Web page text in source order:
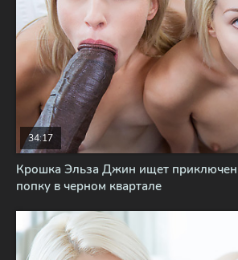
Крошка Эльза Джин ищет
попку в черном квартале
34:17